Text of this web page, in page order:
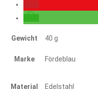
Gewicht 40 g
Marke Fördeblau
Material Edelstahl